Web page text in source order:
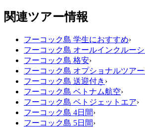
関連ツアー情報
フーコック島 学生におすすめ›
フーコック島 オールインクルー
フーコック島 格安›
フーコック島 オプショナルツアー
フーコック島 送迎付き ›
フーコック島 ベトナム航空›
フーコック島 ベトジェットエア›
フーコック島 4日間›
フーコック島 5日間›